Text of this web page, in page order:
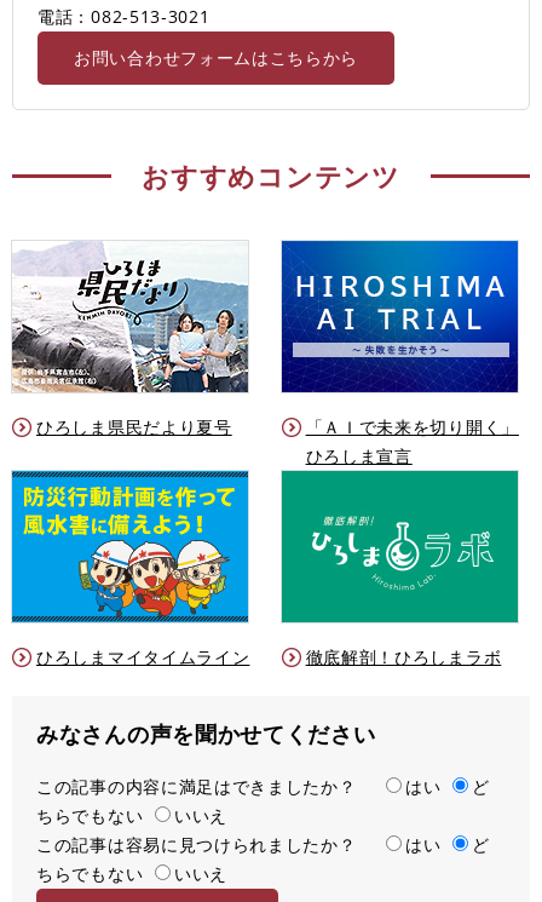
電話：082-513‐3021
お問い合わせフォームはこちらから
おすすめコンテンツ
ひろしま県民だより夏号
「ＡＩで未来を切り開く」
ひろしま宣言
ひろしまマイタイムライン 徹底解剖！ひろしまラボ
みなさんの声を聞かせてください
満
足
度
この記事の内容に満足はできましたか？ はい
ど
ちらでもない
いいえ
容
易
この記事は容易に見つけられましたか？ はい
ど
ちらでもない
いいえ